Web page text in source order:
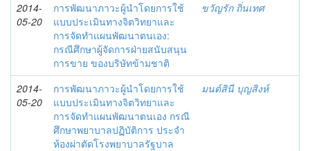
2014-
05-20
การพัฒนาภาวะผู้นำโดยการใช้
แบบประเมินทางจิตวิทยาและ
การจัดทำแผนพัฒนาตนเอง:
กรณีศึกษาผู้จัดการฝ่ายสนับสนุน
การขาย ของบริษัทข้ามชาติ
ขวัญรัก ถิ่นเทศ
2014-
05-20
การพัฒนาภาวะผู้นำโดยการใช้
แบบประเมินทางจิตวิทยาและ
การจัดทำแผนพัฒนาตนเอง กรณี
ศึกษาพยาบาลปฏิบัติการ ประจำ
ห้องผ่าตัดโรงพยาบาลรัฐบาล
มนต์สินี บุญสิงห์